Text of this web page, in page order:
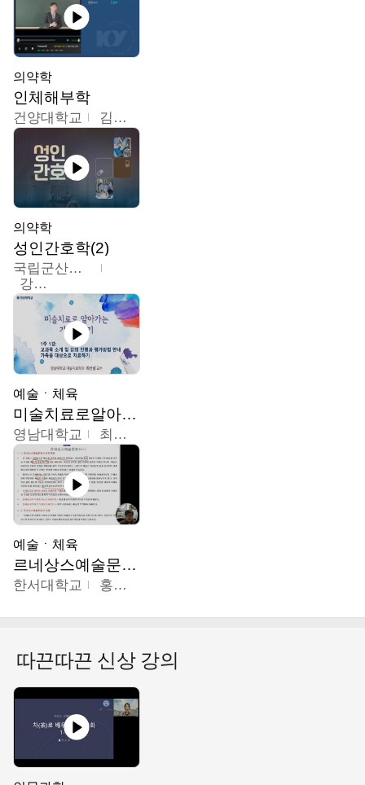
의약학
인체해부학
건양대학교 김철태
의약학
성인간호학(2)
국립군산대학교
강경아
예술ㆍ체육
미술치료로알아가는가족이야기
영남대학교 최선남
예술ㆍ체육
르네상스예술문화사
한서대학교 홍창호
따끈따끈 신상 강의